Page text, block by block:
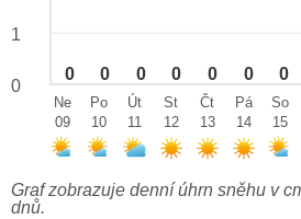
0 0 0 0 0 0 0
1
0
Ne
09
Po
10
Út
11
St
12
Čt
13
Pá
14
So
15
Graf zobrazuje denní úhrn sněhu v
dnů.